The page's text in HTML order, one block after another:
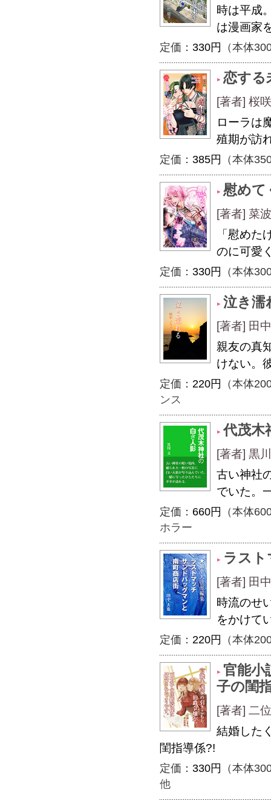
時は平成
は漫画家
定価： 330円 （本体
恋する
[著者] 桜
ローラは
殖期が訪
定価： 385円 （本体
慰めて
[著者] 菜
「慰め
のに可愛
定価： 330円 （本体
泣き濡
[著者] 田
親友の真
けない。
定価： 220円
（本体
ンス
代茂木
[著者] 黒
古い神社
でいた。
定価： 660円
（本体
ホラー
ラス
[著者] 田
時流のせ
をかけて
定価： 220円 （本体
官能小
子の閨
[著者] 二
結婚した
閨指導係?!
定価： 330円
（本体
他